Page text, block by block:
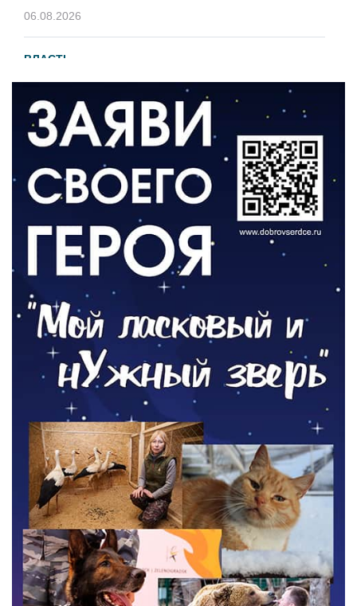
06.08.2026
ВЛАСТЬ
В 2026 году установят 16 станций
водоподготовки в посёлках области
06.08.2026
ВЛАСТЬ
Новый учебный год и готовность к
отопительному сезону
06.08.2026
РАЗЪЯСНЯЕМ
Где хранить велосипед?
06.08.2026